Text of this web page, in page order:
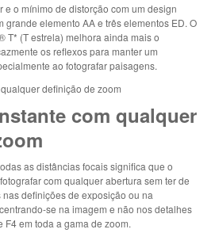
o mínimo de distorção com um design
grande elemento AA e três elementos ED. O
T* (T estrela) melhora ainda mais o
os reflexos para manter um
ao fotografar paisagens.
com qualquer
as distâncias focais significa que o
com qualquer abertura sem ter de
definições de exposição ou na
se na imagem e não nos detalhes
em toda a gama de zoom.